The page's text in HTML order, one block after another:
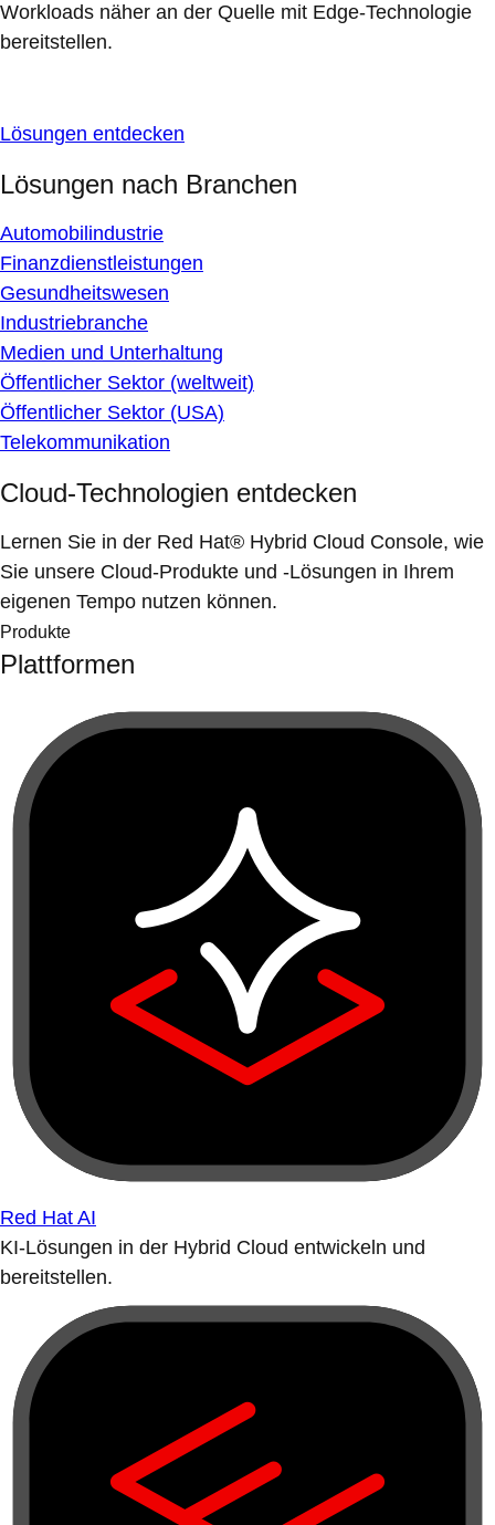
Workloads näher an der Quelle mit Edge-Technologie
bereitstellen.
Lösungen entdecken
Lösungen nach Branchen
Automobilindustrie
Finanzdienstleistungen
Gesundheitswesen
Industriebranche
Medien und Unterhaltung
Öffentlicher Sektor (weltweit)
Öffentlicher Sektor (USA)
Telekommunikation
Cloud-Technologien entdecken
Lernen Sie in der Red Hat® Hybrid Cloud Console, wie
Sie unsere Cloud-Produkte und -Lösungen in Ihrem
eigenen Tempo nutzen können.
Produkte
Plattformen
Red Hat AI
KI-Lösungen in der Hybrid Cloud entwickeln und
bereitstellen.